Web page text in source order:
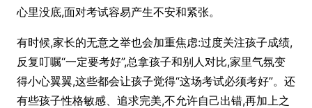
心里没底,面对考试容易产生不安和紧张。
有时候,家长的无意之举也会加重焦虑:过度关注孩子成绩,
反复叮嘱“一定要考好”,总拿孩子和别人对比,家里气氛变
得小心翼翼,这些都会让孩子觉得“这场考试必须考好”。还
有些孩子性格敏感、追求完美,不允许自己出错,再加上之